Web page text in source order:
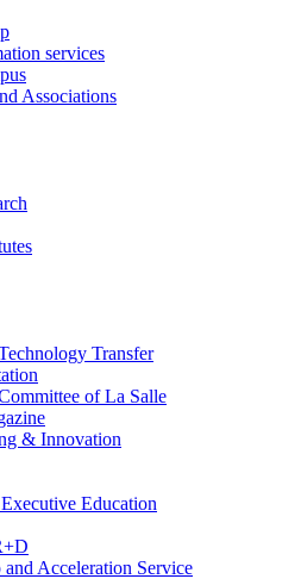
services
Associations
Transfer
of La Salle
& Innovation
Education
and Acceleration Service